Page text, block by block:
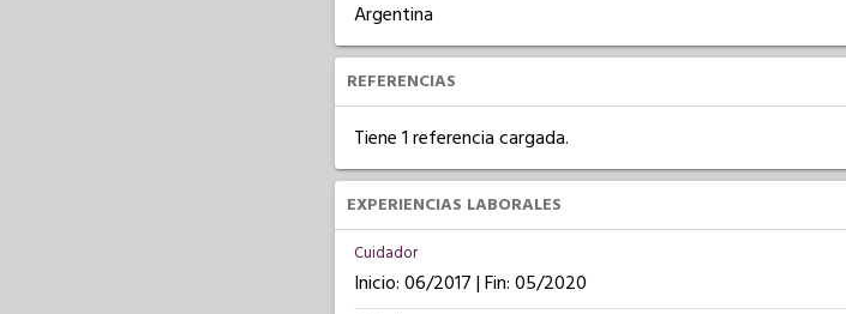
Argentina
REFERENCIAS
Tiene 1 referencia cargada.
EXPERIENCIAS LABORALES
Cuidador
Inicio: 06/2017 | Fin: 05/2020